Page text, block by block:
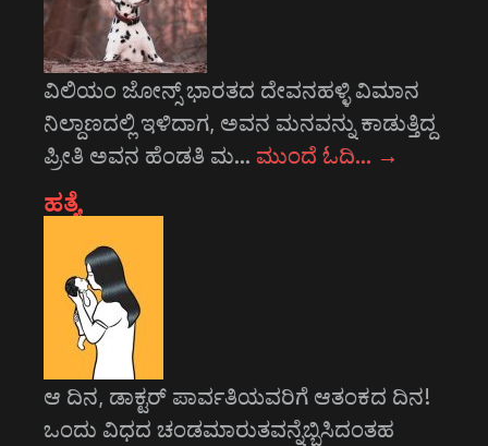
ವಿಲಿಯಂ ಜೋನ್ಸ್ ಭಾರತದ ದೇವನಹಳ್ಳಿ ವಿಮಾನ
ನಿಲ್ದಾಣದಲ್ಲಿ ಇಳಿದಾಗ, ಅವನ ಮನವನ್ನು ಕಾಡುತ್ತಿದ್ದ
ಪ್ರೀತಿ ಅವನ ಹೆಂಡತಿ ಮ… ಮುಂದೆ ಓದಿ… →
ಹತ್ಯೆ
ಆ ದಿನ, ಡಾಕ್ಟರ್ ಪಾರ್ವತಿಯವರಿಗೆ ಆತಂಕದ ದಿನ!
ಒಂದು ವಿಧದ ಚಂಡಮಾರುತವನ್ನೆಬ್ಬಿಸಿದಂತಹ